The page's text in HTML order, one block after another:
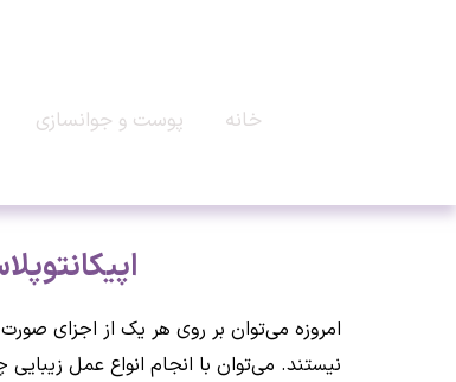
خانه پوست و جوانسازی
امروزه می‌توان بر روی هر یک از اجزای
نیستند. می‌توان با انجام انواع عمل